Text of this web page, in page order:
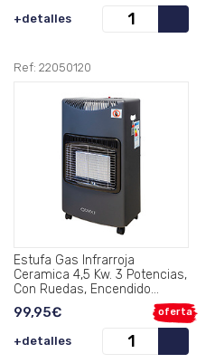
+detalles
Ref: 22050120
Estufa Gas Infrarroja
Ceramica 4,5 Kw. 3 Potencias,
Con Ruedas, Encendido
Piezo-Electrico.
oferta
99,95€
+detalles